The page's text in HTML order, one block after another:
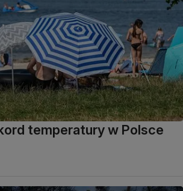
temperatury w Polsce